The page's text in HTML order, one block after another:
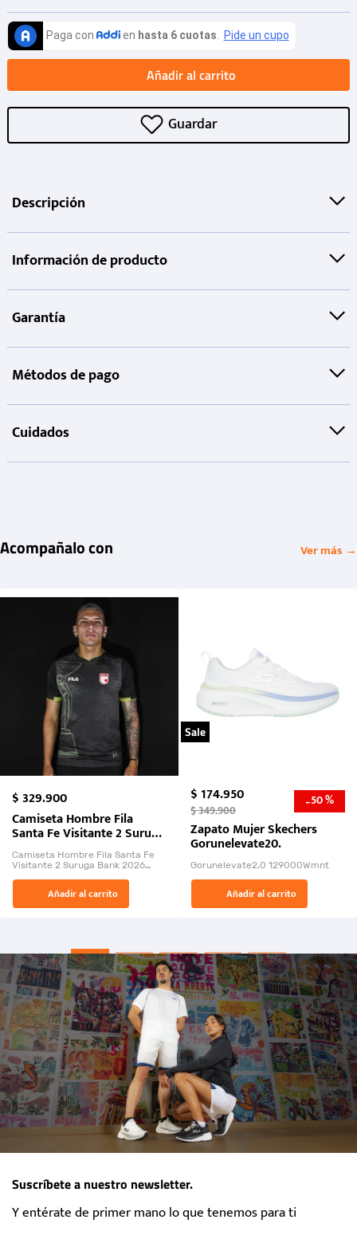
Añadir al carrito
Descripción
Información de producto
Garantía
Métodos de pago
Cuidados
Acompañalo con Ver más →
$329.900
Camiseta Hombre Fila
Santa Fe Visitante 2 Suruga
Bank 2026
Camiseta Hombre Fila Santa Fe
Visitante 2 Suruga Bank 2026
El Rugido del Sol Naciente:
“Primeros para la Et...
Añadir al carrito
Sale
$174.950
$349.900 -50 %
Zapato Mujer Skechers
Gorunelevate20.
Gorunelevate2.0 129000Wmnt
Añadir al carrito
Suscríbete a nuestro newsletter.
Y entérate de primer mano lo que tenemos para ti